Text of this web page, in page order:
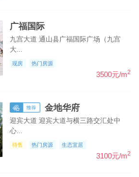
广福国际
九宫大道 通山县广福国际广场（九宫
大...
现房 热门房源
3500元/m2
金地华府
迎宾大道 迎宾大道与横三路交汇处中
心...
待售 热门房源 生态宜居
3100元/m2